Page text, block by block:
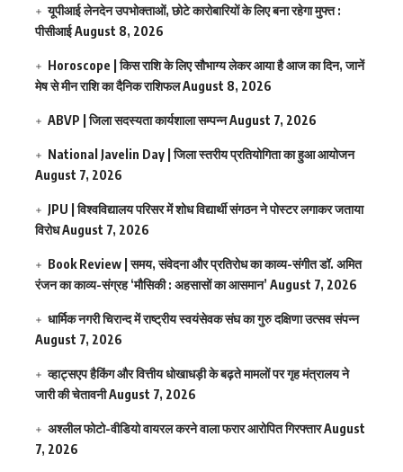
यूपीआई लेनदेन उपभोक्ताओं, छोटे कारोबारियों के लिए बना रहेगा मुफ्त :
पीसीआईAugust 8, 2026
Horoscope | किस राशि के लिए सौभाग्य लेकर आया है आज का दिन, जानें
मेष से मीन राशि का दैनिक राशिफलAugust 8, 2026
ABVP | जिला सदस्यता कार्यशाला सम्पन्नAugust 7, 2026
National Javelin Day | जिला स्तरीय प्रतियोगिता का हुआ आयोजन
August 7, 2026
JPU | विश्वविद्यालय परिसर में शोध विद्यार्थी संगठन ने पोस्टर लगाकर जताया
विरोधAugust 7, 2026
Book Review | समय, संवेदना और प्रतिरोध का काव्य-संगीत डॉ. अमित
रंजन का काव्य-संग्रह ‘मौसिकी : अहसासों का आसमान’ August 7, 2026
धार्मिक नगरी चिरान्द में राष्ट्रीय स्वयंसेवक संघ का गुरु दक्षिणा उत्सव संपन्न
August 7, 2026
व्हाट्सएप हैकिंग और वित्तीय धोखाधड़ी के बढ़ते मामलों पर गृह मंत्रालय ने
जारी की चेतावनीAugust 7, 2026
अश्लील फोटो-वीडियो वायरल करने वाला फरार आरोपित गिरफ्तारAugust
7, 2026